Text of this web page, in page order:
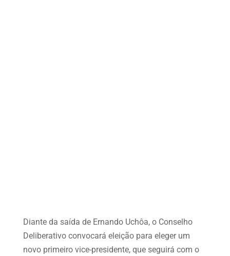
Diante da saída de Ernando Uchôa, o Conselho
Deliberativo convocará eleição para eleger um
novo primeiro vice-presidente, que seguirá com o